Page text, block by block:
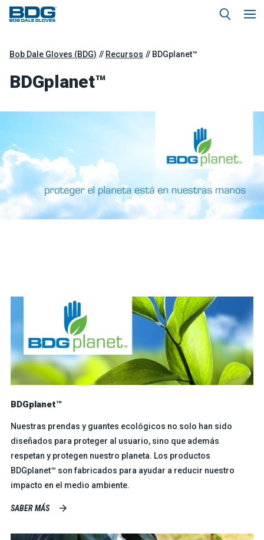
Bob Dale Gloves (BDG) Recursos BDGplanet™
BDGplanet™
BDGplanet™
Nuestras prendas y guantes ecológicos no solo han sido
diseñados para proteger al usuario, sino que además
respetan y protegen nuestro planeta. Los productos
BDGplanet™ son fabricados para ayudar a reducir nuestro
impacto en el medio ambiente.
SABER MÁS